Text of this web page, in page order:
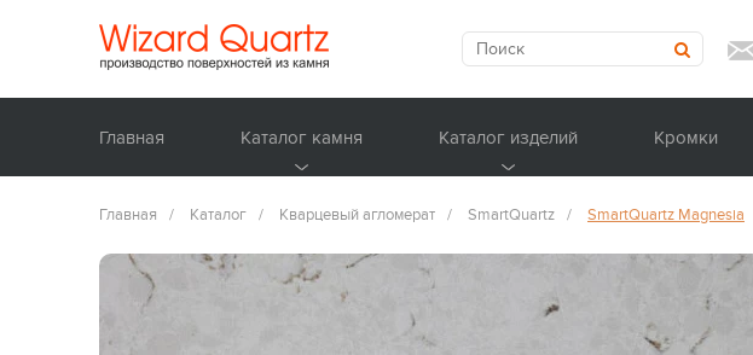
Главная Каталог камня Каталог изделий Кромки
Главная / Каталог / Кварцевый агломерат / SmartQuartz / SmartQuartz Magnesia